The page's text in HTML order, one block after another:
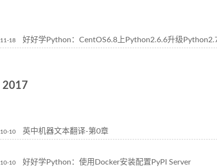
11-18 好好学Python：CentOS6.8上Python2.6.6升级
2017
10-10 英中机器文本翻译-第0章
10-10 好好学Python：使用Docker安装配置PyPI Server